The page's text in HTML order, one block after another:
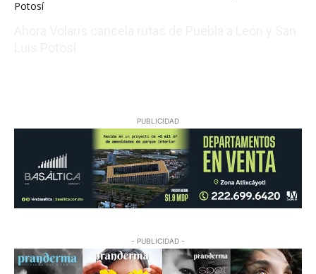
PUBLICIDAD
- PUBLICIDAD -